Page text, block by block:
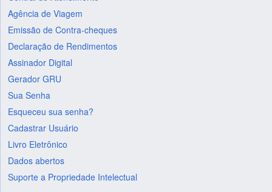
Agência de Viagem
Emissão de Contra-cheques
Declaração de Rendimentos
Assinador Digital
Gerador GRU
Sua Senha
Esqueceu sua senha?
Cadastrar Usuário
Livro Eletrônico
Dados abertos
Suporte a Propriedade Intelectual